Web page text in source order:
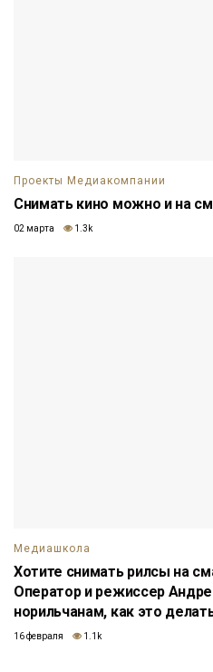
Проекты Медиакомпании
Снимать кино можно и на
02 марта 1.3k
Медиашкола
Хотите снимать рилсы на
Оператор и режиссер
норильчанам, как это
16 февраля 1.1k